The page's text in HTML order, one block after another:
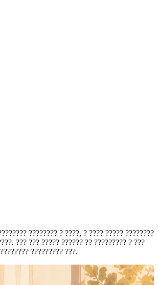
???????? ? ????, ? ???? ????? ????????
??? ??? ????? ?????? ?? ????????? ? ???
????????? ???.